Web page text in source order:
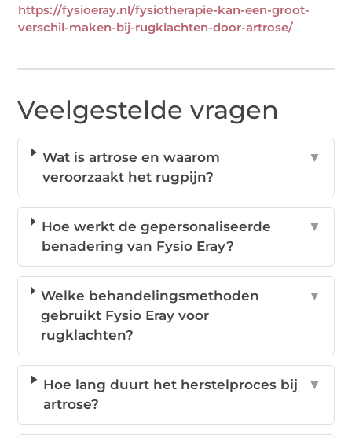
https://fysioeray.nl/fysiotherapie-kan-een-groot-
verschil-maken-bij-rugklachten-door-artrose/
Veelgestelde vragen
Wat is artrose en waarom
veroorzaakt het rugpijn?
▼
Hoe werkt de gepersonaliseerde
benadering van Fysio Eray?
▼
Welke behandelingsmethoden
gebruikt Fysio Eray voor
rugklachten?
▼
Hoe lang duurt het herstelproces bij
artrose?
▼